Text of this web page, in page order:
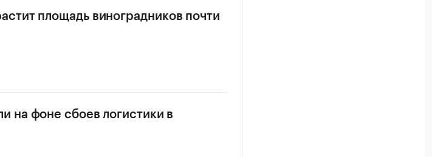
площадь виноградников почти
на фоне сбоев логистики в